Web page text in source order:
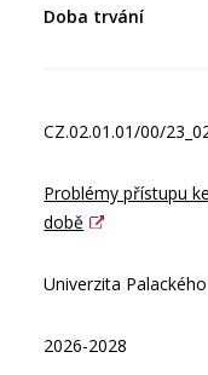
Doba trvání
CZ.02.01.01/00/
Problémy přístupu
době
Univerzita
2026-2028